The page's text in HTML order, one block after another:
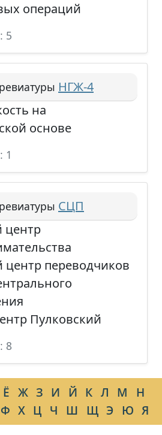
операций
5
НГЖ-4
на
основе
1
СЦП
центр
центр переводчиков
Пулковский
8
Ё Ж З И Й К Л М
Н
Ф Х Ц Ч Ш Щ Э Ю Я